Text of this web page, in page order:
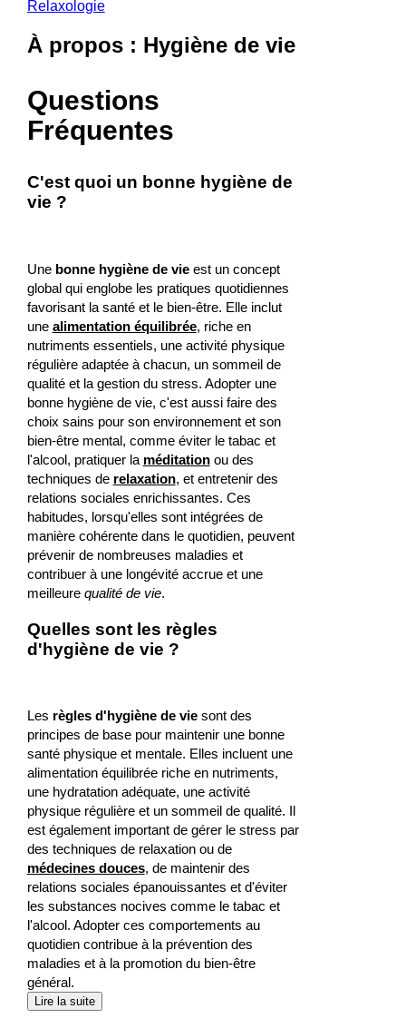
Relaxologie
À propos : Hygiène de vie
Questions
Fréquentes
C'est quoi un bonne hygiène de
vie ?
Une bonne hygiène de vieest un concept
global qui englobe les pratiques quotidiennes
favorisant la santé et le bien-être. Elle inclut
une alimentation équilibrée, riche en
nutriments essentiels, une activité physique
régulière adaptée à chacun, un sommeil de
qualité et la gestion du stress. Adopter une
bonne hygiène de vie, c'est aussi faire des
choix sains pour son environnement et son
bien-être mental, comme éviter le tabac et
l'alcool, pratiquer la méditationou des
techniques de relaxation, et entretenir des
relations sociales enrichissantes. Ces
habitudes, lorsqu'elles sont intégrées de
manière cohérente dans le quotidien, peuvent
prévenir de nombreuses maladies et
contribuer à une longévité accrue et une
meilleure qualité de vie.
Quelles sont les règles
d'hygiène de vie ?
Les règles d'hygiène de viesont des
principes de base pour maintenir une bonne
santé physique et mentale. Elles incluent une
alimentation équilibrée riche en nutriments,
une hydratation adéquate, une activité
physique régulière et un sommeil de qualité. Il
est également important de gérer le stress par
des techniques de relaxation ou de
médecines douces, de maintenir des
relations sociales épanouissantes et d'éviter
les substances nocives comme le tabac et
l'alcool. Adopter ces comportements au
quotidien contribue à la prévention des
maladies et à la promotion du bien-être
général.
Lire la suite